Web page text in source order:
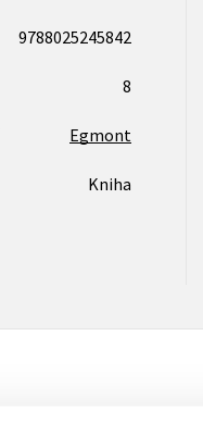
9788025245842
8
Egmont
Kniha